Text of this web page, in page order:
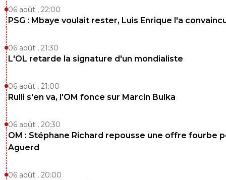
06 août , 22:00
PSG : Mbaye voulait rester, Luis Enrique l'a
06 août , 21:30
L'OL retarde la signature d'un mondialiste
06 août , 21:00
Rulli s'en va, l'OM fonce sur Marcin Bulka
06 août , 20:30
OM : Stéphane Richard repousse une offre fourbe
Aguerd
06 août , 20:00